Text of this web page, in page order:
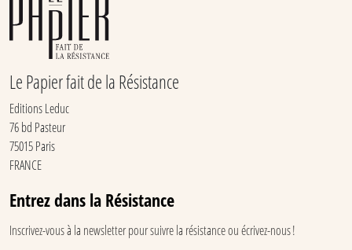
PAGES 69 ET 68
PAGES 71 & 70
PAGES 73 & 72
PAGES 75 & 74
Le Papier fait de la Résistance
Editions Leduc
76 bd Pasteur
75015 Paris
FRANCE
Entrez dans la Résistance
Inscrivez-vous à la newsletter pour suivre la résistance ou écrivez-nous !